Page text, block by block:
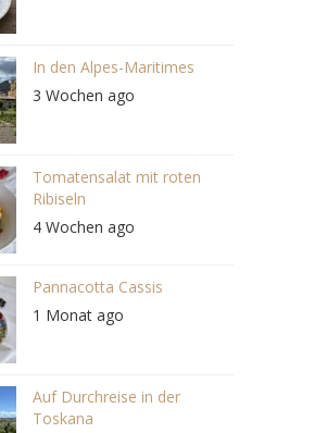
In den Alpes-Maritimes
3 Wochen ago
Tomatensalat mit roten
Ribiseln
4 Wochen ago
Pannacotta Cassis
1 Monat ago
Auf Durchreise in der
Toskana